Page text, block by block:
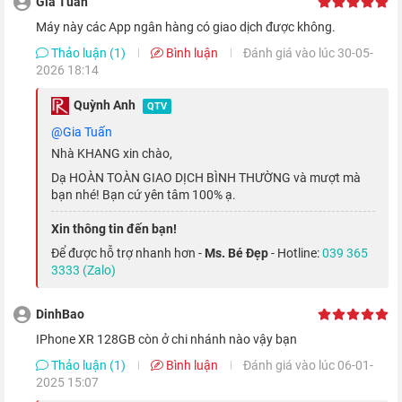
Bên cạnh sức mạnh đáng kinh ngạc, Apple A12 Bionic còn là
con chip hỗ trợ trí tuệ nhân tạo. Với 8 nhân Neural Engine có
khả năng học hỏi theo thời gian thực,iPhone XRcó thể nhận
ra thói quen sử dụng điện thoại của bạn, sau đó đưa ra những
dự đoán, hành động xử lý nhanh dựa trên những gì bạn làm
từng ngày.
Màn hình tràn viền công nghệ LCD - True
Máy này các App ngân hàng có giao dịch được không.
Thảo luận (1)
Bình luận
Đánh giá vào lúc 30-05-
2026 18:14
Quỳnh Anh QTV
@Gia Tuấn
Nhà KHANG xin chào,
Dạ HOÀN TOÀN GIAO DỊCH BÌNH THƯỜNG và mượt mà
bạn nhé! Bạn cứ yên tâm 100% ạ.
Xin thông tin đến bạn!
Để được hỗ trợ nhanh hơn - Ms. Bé Đẹp- Hotline:039 365
3333 (Zalo)
DinhBao
iPhone XR 128GB còn ở chi nhánh nào vậy bạn
Thảo luận (1)
Bình luận
Đánh giá vào lúc 06-01-
2025 15:07